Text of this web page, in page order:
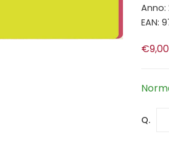
Anno:
EAN:
€9,00
Q.